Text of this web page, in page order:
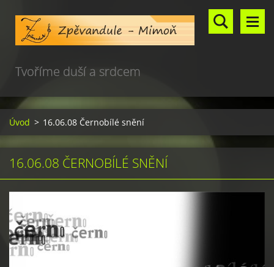
Tvoříme duší a srdcem
Úvod > 16.06.08 Černobílé snění
16.06.08 ČERNOBÍLÉ SNĚNÍ